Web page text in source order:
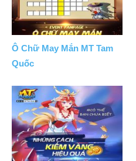
Ô Chữ May Mắn MT Tam
Quốc